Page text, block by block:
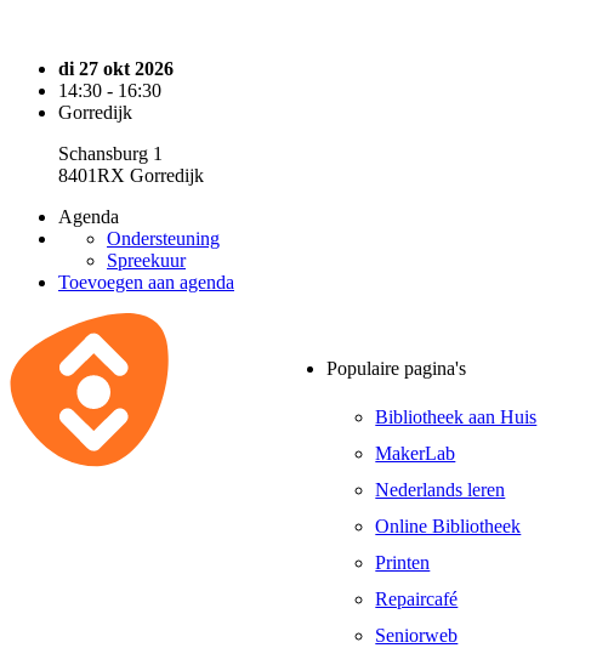
di 27 okt 2026
14:30 - 16:30
Gorredijk
Schansburg 1
8401RX Gorredijk
Agenda
Ondersteuning
Spreekuur
Toevoegen aan agenda
Populaire pagina's
Bibliotheek aan Huis
MakerLab
Nederlands leren
Online Bibliotheek
Printen
Repaircafé
Seniorweb